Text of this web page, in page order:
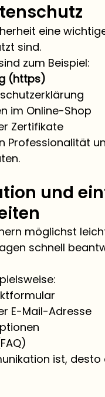
eine
sind.
zum Beispiel:
(https)
im Online-Shop
Zertifikate
Professionalität
und
möglichst
schnell
E-Mail-Adresse
ist,